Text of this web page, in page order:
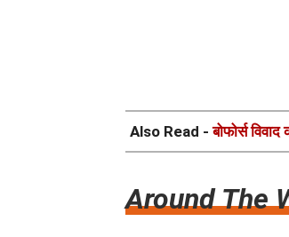
Also Read -बोफोर्स
Around The